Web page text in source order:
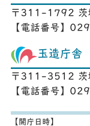
〒311-1792 茨
【電話番号】
玉造庁舎
〒311-3512 茨
【電話番号】
【開庁日時】